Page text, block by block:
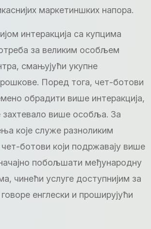
маркетиншких напора.
интеракција са купцима
за великим особљем
смањујући укупне
Поред тога, чет-ботови
обрадити више интеракција,
више особља. За
које служе разноликим
ботови који подржавају више
побољшати међународну
чинећи услуге доступнијим за
говоре енглески и проширујући